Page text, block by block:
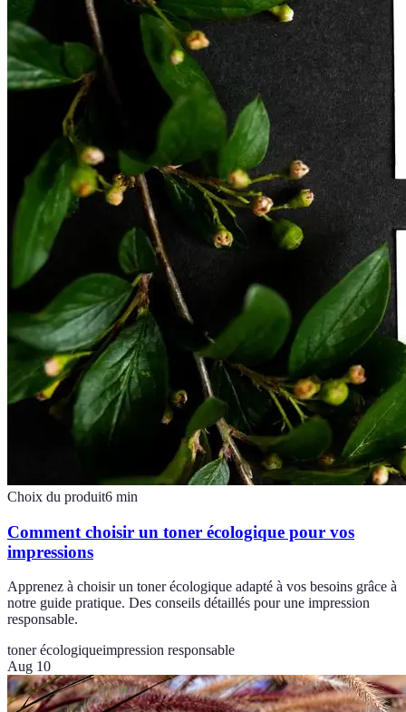
Choix du produit6 min
Comment choisir un toner écologique pour vos
impressions
Apprenez à choisir un toner écologique adapté à vos besoins grâce à
notre guide pratique. Des conseils détaillés pour une impression
responsable.
toner écologiqueimpression responsable
Aug 10